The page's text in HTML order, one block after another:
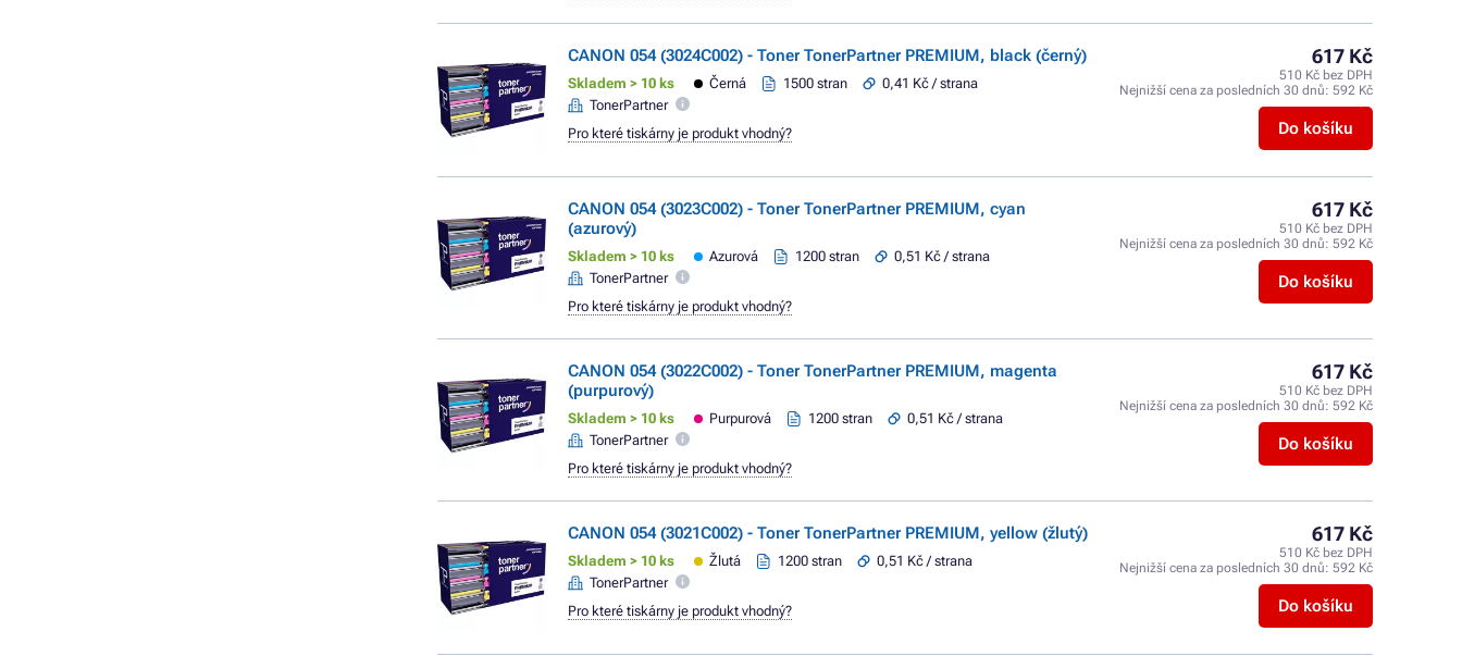
CANON 054 (3024C002) - Toner TonerPartner PREMIUM, black (černý)
Skladem > 10 ks Černá 1500 stran
0,41 Kč / strana
TonerPartner
617 Kč
510 Kč bez DPH
Nejnižší cena za posledních 30 dnů: 592 Kč
Do košíku
Pro které tiskárny je produkt vhodný?
CANON 054 (3023C002) - Toner TonerPartner PREMIUM, cyan
(azurový)
Skladem > 10 ks Azurová 1200 stran
0,51 Kč / strana
TonerPartner
617 Kč
510 Kč bez DPH
Nejnižší cena za posledních 30 dnů: 592 Kč
Do košíku
Pro které tiskárny je produkt vhodný?
CANON 054 (3022C002) - Toner TonerPartner PREMIUM, magenta
(purpurový)
Skladem > 10 ks Purpurová 1200 stran
0,51 Kč / strana
TonerPartner
617 Kč
510 Kč bez DPH
Nejnižší cena za posledních 30 dnů: 592 Kč
Do košíku
Pro které tiskárny je produkt vhodný?
CANON 054 (3021C002) - Toner TonerPartner PREMIUM, yellow (žlutý)
Skladem > 10 ks Žlutá 1200 stran
0,51 Kč / strana
TonerPartner
617 Kč
510 Kč bez DPH
Nejnižší cena za posledních 30 dnů: 592 Kč
Do košíku
Pro které tiskárny je produkt vhodný?